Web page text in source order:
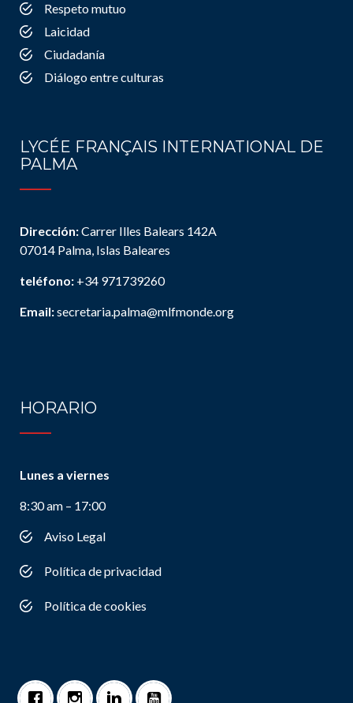
Respeto mutuo
Laicidad
Ciudadanía
Diálogo entre culturas
LYCÉE FRANÇAIS INTERNATIONAL DE
PALMA
Dirección:Carrer Illes Balears 142A
07014 Palma, Islas Baleares
teléfono: +34 971739260
Email:secretaria.palma@mlfmonde.org
HORARIO
Lunes a viernes
8:30 am – 17:00
Aviso Legal
Política de privacidad
Política de cookies